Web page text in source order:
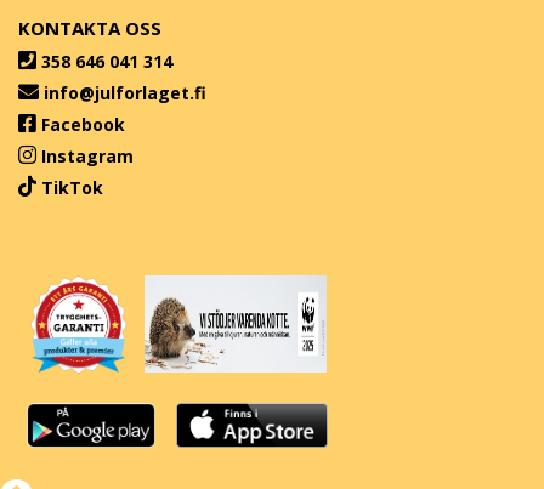
KONTAKTA OSS
358 646 041 314
info@julforlaget.fi
Facebook
Instagram
TikTok